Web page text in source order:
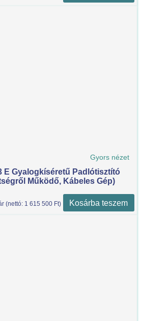
Gyors nézet
E Gyalogkíséretű Padlótisztító
Működő, Kábeles Gép)
(nettó: 1 615 500 Ft) Kosárba teszem